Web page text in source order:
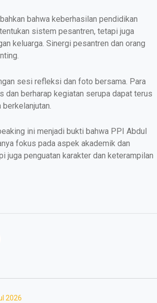
bahwa keberhasilan pendidikan
sistem pesantren, tetapi juga
keluarga. Sinergi pesantren dan orang
sesi refleksi dan foto bersama. Para
dan berharap kegiatan serupa dapat terus
ini menjadi bukti bahwa PPI Abdul
fokus pada aspek akademik dan
juga penguatan karakter dan keterampilan
2026